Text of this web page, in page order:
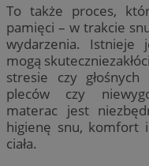
To także proces,
pamięci – w trakcie
wydarzenia. Istnieje
mogą
stresie czy
pleców czy
materac jest
higienę snu, komfort
ciała.